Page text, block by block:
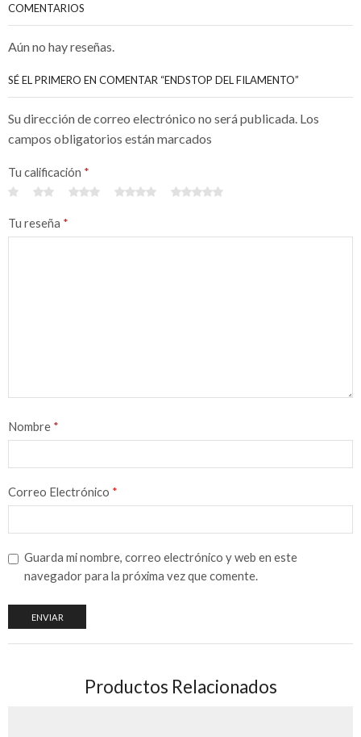
COMENTARIOS
Aún no hay reseñas.
SÉ EL PRIMERO EN COMENTAR “ENDSTOP DEL FILAMENTO”
Su dirección de correo electrónico no será publicada. Los
campos obligatorios están marcados
Tu calificación *
Tu reseña *
Nombre *
Correo Electrónico *
Guarda mi nombre, correo electrónico y web en este
navegador para la próxima vez que comente.
Productos Relacionados